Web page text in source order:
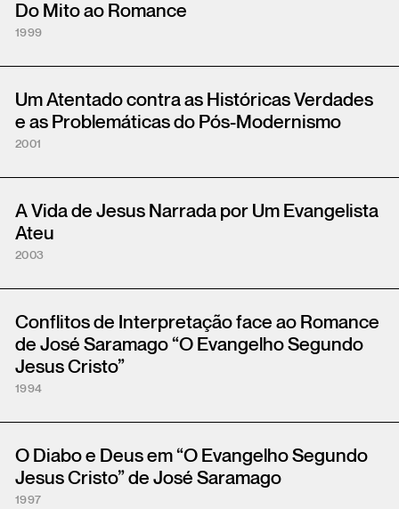
Do Mito ao Romance
1999
Um Atentado contra as Históricas Verdades
e as Problemáticas do Pós-Modernismo
2001
A Vida de Jesus Narrada por Um Evangelista
Ateu
2003
Conflitos de Interpretação face ao Romance
de José Saramago “O Evangelho Segundo
Jesus Cristo”
1994
O Diabo e Deus em “O Evangelho Segundo
Jesus Cristo” de José Saramago
1997